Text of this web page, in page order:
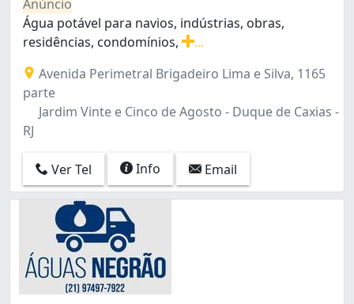
Curicica (1)
Freguesia (Jacarepaguá) (2)
Inhaúma (1)
Irajá (1)
Itanhangá (2)
Jacarepaguá (4)
Jardim Sulacap (1)
Madureira (1)
Marechal Hermes (2)
Olaria (1)
Parada de Lucas (1)
Pedra de Guaratiba (1)
Penha (1)
Realengo (1)
Anúncio
Água potável para navios, indústrias, obras,
residências, condomínios,
Avenida Perimetral Brigadeiro Lima e Silva, 1165
parte
Jardim Vinte e Cinco de Agosto - Duque de Caxias -
RJ
Ver Tel Info Email